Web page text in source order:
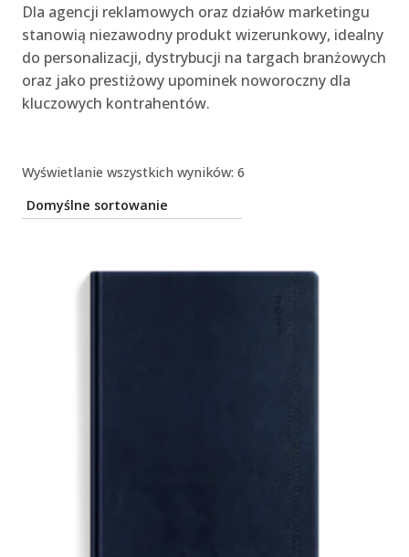
Dla agencji reklamowych oraz działów marketingu
stanowią niezawodny produkt wizerunkowy, idealny
do personalizacji, dystrybucji na targach branżowych
oraz jako prestiżowy upominek noworoczny dla
kluczowych kontrahentów.
Wyświetlanie wszystkich wyników: 6